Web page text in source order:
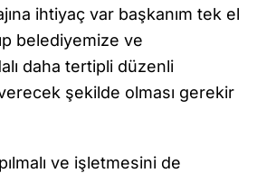
ihtiyaç var başkanım tek el
belediyemize ve
daha tertipli düzenli
şekilde olması gerekir
ve işletmesini de